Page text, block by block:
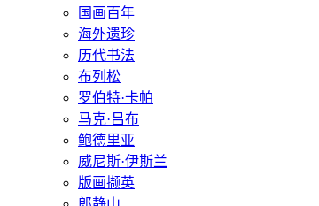
国画百年
海外遗珍
历代书法
布列松
罗伯特·卡帕
马克·吕布
鲍德里亚
威尼斯·伊斯兰
版画撷英